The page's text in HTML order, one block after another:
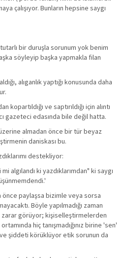
çalışıyor. Bunların hepsine saygı
bir duruşla sorunum yok benim
söyleyip başka yapmakla filan
alıganlık yaptığı konusunda daha
kopartıldığı ve saptırıldığı için alıntı
gazeteci edasında bile değil hatta.
almadan önce bir tür beyaz
daniskası bu.
destekliyor:
algılandı ki yazdıklarımdan" ki saygı
önce paylaşsa bizimle veya sorsa
Böyle yapılmadığı zaman
zarar görüyor; kişiselleştirmelerden
hiç tanışmadığınız birine 'sen'
şiddeti körüklüyor etik sorunun da